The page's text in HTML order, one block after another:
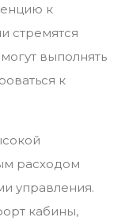
к
стремятся
могут выполнять
к
расходом
управления.
кабины,